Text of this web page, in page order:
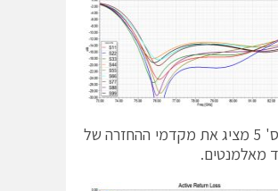
איור מס' 5 מציג את מקדמי ההחזרה של
מאלמנטים.